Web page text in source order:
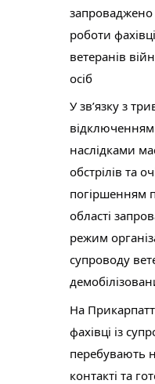
роботи
ветеранів
осіб
У зв’язку з
наслідками
обстрілів та
погіршенням
області
режим
супроводу
На
фахівці із
перебувають
контакті та